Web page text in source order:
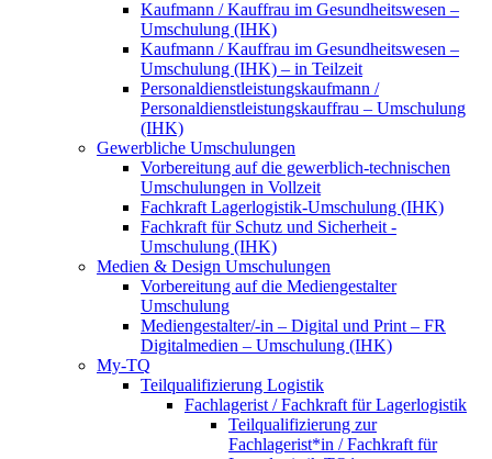
Kaufmann / Kauffrau im Gesundheitswesen –
Umschulung (IHK)
Kaufmann / Kauffrau im Gesundheitswesen –
Umschulung (IHK) – in Teilzeit
Personaldienstleistungskaufmann /
Personaldienstleistungskauffrau – Umschulung
(IHK)
Gewerbliche Umschulungen
Vorbereitung auf die gewerblich-technischen
Umschulungen in Vollzeit
Fachkraft Lagerlogistik-Umschulung (IHK)
Fachkraft für Schutz und Sicherheit -
Umschulung (IHK)
Medien & Design Umschulungen
Vorbereitung auf die Mediengestalter
Umschulung
Mediengestalter/-in – Digital und Print – FR
Digitalmedien – Umschulung (IHK)
My-TQ
Teilqualifizierung Logistik
Fachlagerist / Fachkraft für Lagerlogistik
Teilqualifizierung zur
Fachlagerist*in / Fachkraft für